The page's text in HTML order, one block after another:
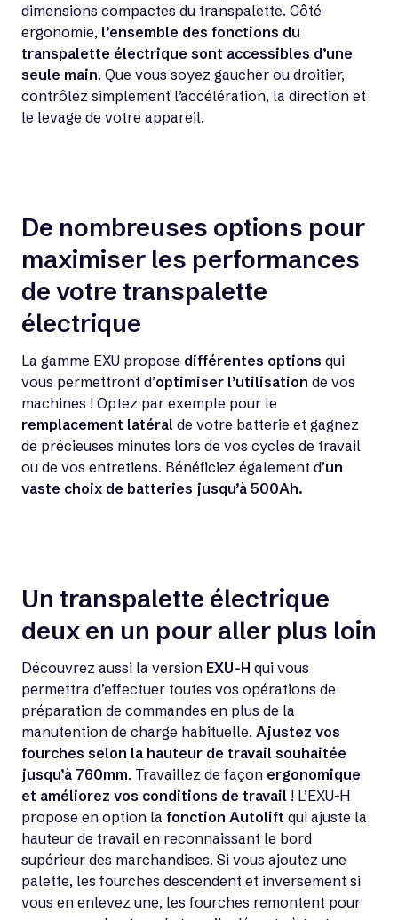
dimensions compactes du transpalette. Côté
ergonomie, l’ensemble des fonctions du
transpalette électrique sont accessibles d’une
seule main. Que vous soyez gaucher ou droitier,
contrôlez simplement l’accélération, la direction et
le levage de votre appareil.
De nombreuses options pour
maximiser les performances
de votre transpalette
électrique
La gamme EXU propose différentes options qui
vous permettront d’optimiser l’utilisation de vos
machines ! Optez par exemple pour le
remplacement latéral de votre batterie et gagnez
de précieuses minutes lors de vos cycles de travail
ou de vos entretiens. Bénéficiez également d’un
vaste choix de batteries jusqu’à 500Ah.
Un transpalette électrique
deux en un pour aller plus loin
Découvrez aussi la version EXU-H qui vous
permettra d’effectuer toutes vos opérations de
préparation de commandes en plus de la
manutention de charge habituelle. Ajustez vos
fourches selon la hauteur de travail souhaitée
jusqu’à 760mm. Travaillez de façon ergonomique
et améliorez vos conditions de travail ! L’EXU-H
propose en option la fonction Autolift qui ajuste la
hauteur de travail en reconnaissant le bord
supérieur des marchandises. Si vous ajoutez une
palette, les fourches descendent et inversement si
vous en enlevez une, les fourches remontent pour